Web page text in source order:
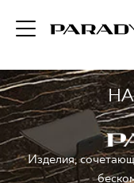
Изделия,